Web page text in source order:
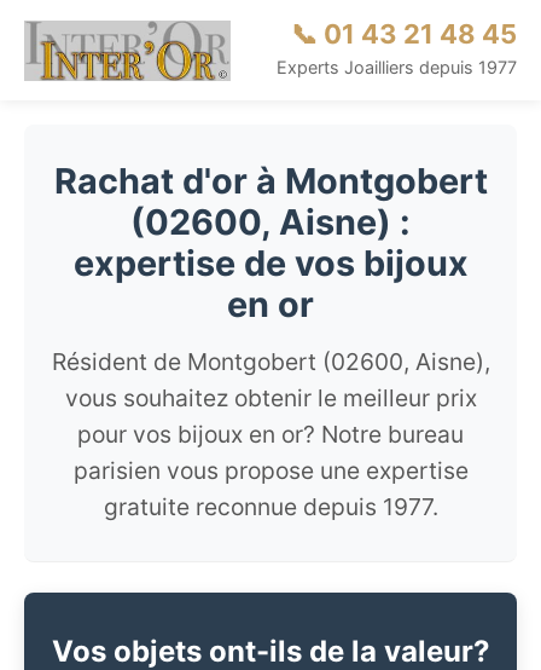
📞 01 43 21 48 45
Experts Joailliers depuis 1977
Rachat d'or à Montgobert
(02600, Aisne) :
expertise de vos bijoux
en or
Résident de Montgobert (02600, Aisne),
vous souhaitez obtenir le meilleur prix
pour vos bijoux en or? Notre bureau
parisien vous propose une expertise
gratuite reconnue depuis 1977.
Vos objets ont-ils de la valeur?